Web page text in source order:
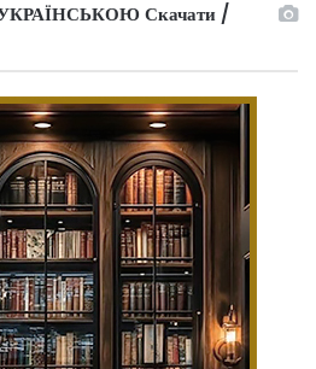
Скачати /